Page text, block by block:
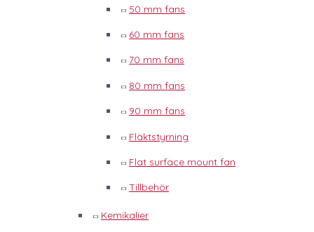
50 mm fans
60 mm fans
70 mm fans
80 mm fans
90 mm fans
Fläktstyrning
Flat surface mount fan
Tillbehör
Kemikalier